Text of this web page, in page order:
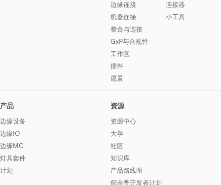
边缘连接
机器连接
整合与连接
GxP与合规性
工作区
插件
愿景
连接器
小工具
产品
边缘设备
边缘IO
边缘MC
灯具套件
计划
资源
资源中心
大学
社区
知识库
产品路线图
郁金香开发者计划